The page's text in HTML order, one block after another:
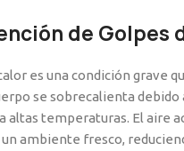
de Golpes
es una condición grave
se sobrecalienta debido
altas temperaturas. El aire
ambiente fresco,